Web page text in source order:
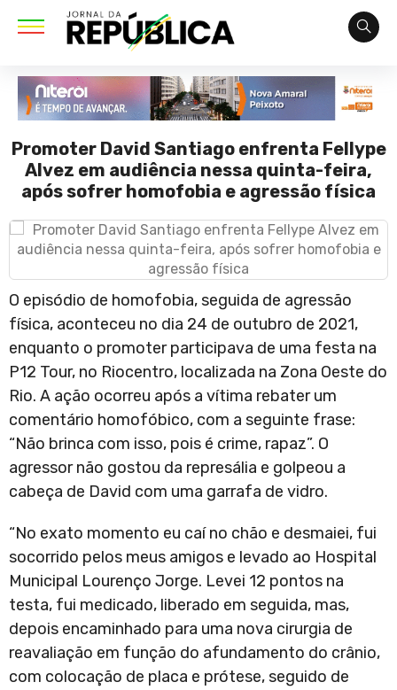
Promoter David Santiago enfrenta Fellype
Alvez em audiência nessa quinta-feira,
após sofrer homofobia e agressão física
O episódio de homofobia, seguida de agressão
física, aconteceu no dia 24 de outubro de 2021,
enquanto o promoter participava de uma festa na
P12 Tour, no Riocentro, localizada na Zona Oeste do
Rio. A ação ocorreu após a vítima rebater um
comentário homofóbico, com a seguinte frase:
“Não brinca com isso, pois é crime, rapaz”. O
agressor não gostou da represália e golpeou a
cabeça de David com uma garrafa de vidro.
“No exato momento eu caí no chão e desmaiei, fui
socorrido pelos meus amigos e levado ao Hospital
Municipal Lourenço Jorge. Levei 12 pontos na
testa, fui medicado, liberado em seguida, mas,
depois encaminhado para uma nova cirurgia de
reavaliação em função do afundamento do crânio,
com colocação de placa e prótese, seguido de